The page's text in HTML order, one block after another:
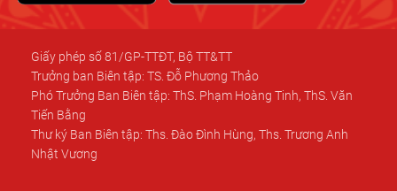
Giấy phép số 81/GP-TTĐT, Bộ TT&TT
Trưởng ban Biên tập: TS. Đỗ Phương Thảo
Phó Trưởng Ban Biên tập: ThS. Phạm Hoàng Tinh, ThS. Văn
Tiến Bằng
Thư ký Ban Biên tập: Ths. Đào Đình Hùng, Ths. Trương Anh
Nhật Vương